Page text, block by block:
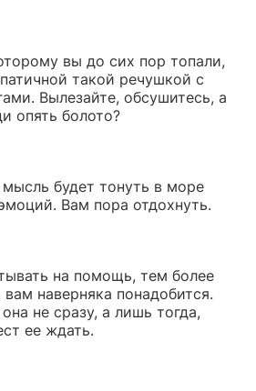
вы до сих пор топали,
такой речушкой с
Вылезайте, обсушитесь, а
опять болото?
мысль будет тонуть в море
Вам пора отдохнуть.
на помощь, тем более
вам наверняка понадобится.
не сразу, а лишь тогда,
ее ждать.